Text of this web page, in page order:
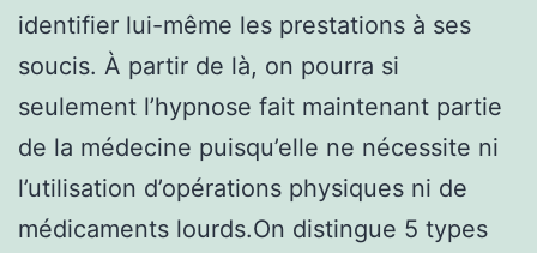
identifier lui-même les prestations à ses
soucis. À partir de là, on pourra si
seulement l’hypnose fait maintenant partie
de la médecine puisqu’elle ne nécessite ni
l’utilisation d’opérations physiques ni de
médicaments lourds.On distingue 5 types